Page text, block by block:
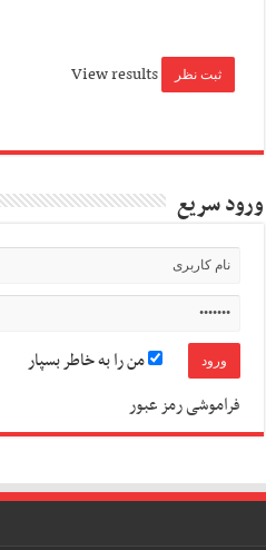
View results
ورود سریع
من را به خاطر بسپار
فراموشی رمز عبور